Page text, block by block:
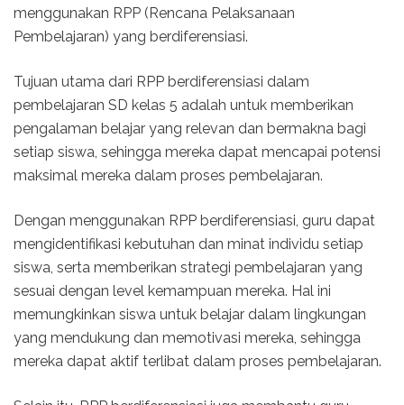
menggunakan RPP (Rencana Pelaksanaan
Pembelajaran) yang berdiferensiasi.
Tujuan utama dari RPP berdiferensiasi dalam
pembelajaran SD kelas 5 adalah untuk memberikan
pengalaman belajar yang relevan dan bermakna bagi
setiap siswa, sehingga mereka dapat mencapai potensi
maksimal mereka dalam proses pembelajaran.
Dengan menggunakan RPP berdiferensiasi, guru dapat
mengidentifikasi kebutuhan dan minat individu setiap
siswa, serta memberikan strategi pembelajaran yang
sesuai dengan level kemampuan mereka. Hal ini
memungkinkan siswa untuk belajar dalam lingkungan
yang mendukung dan memotivasi mereka, sehingga
mereka dapat aktif terlibat dalam proses pembelajaran.